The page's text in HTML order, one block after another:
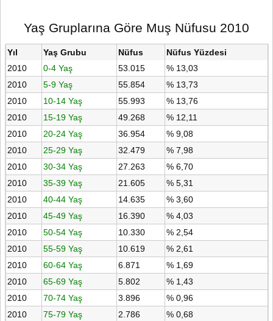
Yaş Gruplarına Göre Muş Nüfusu 2010
Yıl Yaş Grubu Nüfus
Nüfus Yüzdesi
2010
0-4 Yaş 53.015
% 13,03
2010
5-9 Yaş 55.854
% 13,73
2010
10-14 Yaş 55.993
% 13,76
2010
15-19 Yaş 49.268
% 12,11
2010
20-24 Yaş 36.954
% 9,08
2010
25-29 Yaş 32.479
% 7,98
2010
30-34 Yaş 27.263
% 6,70
2010
35-39 Yaş 21.605
% 5,31
2010
40-44 Yaş 14.635
% 3,60
2010
45-49 Yaş 16.390
% 4,03
2010
50-54 Yaş 10.330
% 2,54
2010
55-59 Yaş 10.619
% 2,61
2010
60-64 Yaş 6.871
% 1,69
2010
65-69 Yaş 5.802
% 1,43
2010
70-74 Yaş 3.896
% 0,96
2010
75-79 Yaş 2.786 % 0,68